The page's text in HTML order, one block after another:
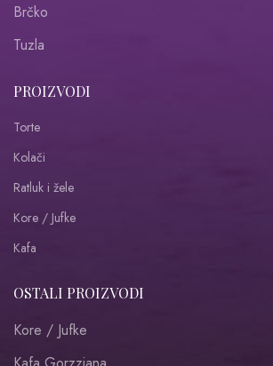
Brčko
Tuzla
PROIZVODI
Torte
Kolači
Ratluk i žele
Kore / Jufke
Kafa
OSTALI PROIZVODI
Kore / Jufke